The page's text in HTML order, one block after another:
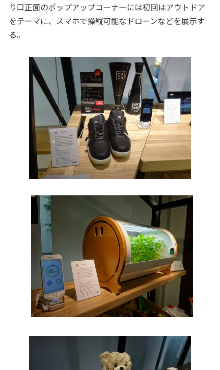
り口正面のポップアップコーナーには初回はアウトドア
をテーマに、スマホで操縦可能なドローンなどを展示す
る。